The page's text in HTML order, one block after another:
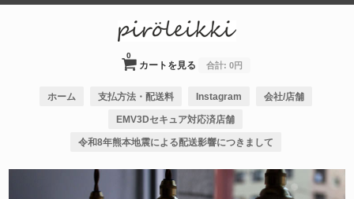
カートを見る
0
合計: 0円
ホーム 支払方法・配送料 Instagram 会社/店舗
EMV3Dセキュア対応済店舗
令和8年熊本地震による配送影響につきまして